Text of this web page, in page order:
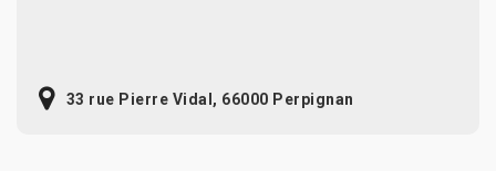
33 rue Pierre Vidal, 66000 Perpignan